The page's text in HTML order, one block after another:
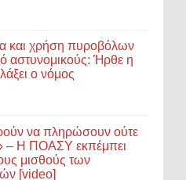
και χρήση πυροβόλων
αστυνομικούς: Ήρθε η
ο νόμος
να πληρώσουν ούτε
– Η ΠΟΑΣΥ εκπέμπει
μισθούς των
[video]